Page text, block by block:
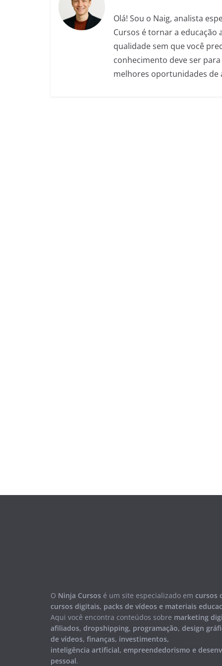
o
k
Olá! Sou o Naig, analista
Cursos é tornar a educação
qualidade sem que você
conhecimento deve ser
melhores oportunidades de
O Ninja Cursos é um site especializado em cursos
cursos digitais, packs de vídeos e materiais
Aqui você encontra conteúdos sobre marketing
afiliados, dropshipping, programação, design
de vídeos, finanças, investimentos,
inteligência artificial, empreendedorismo e
pessoal.